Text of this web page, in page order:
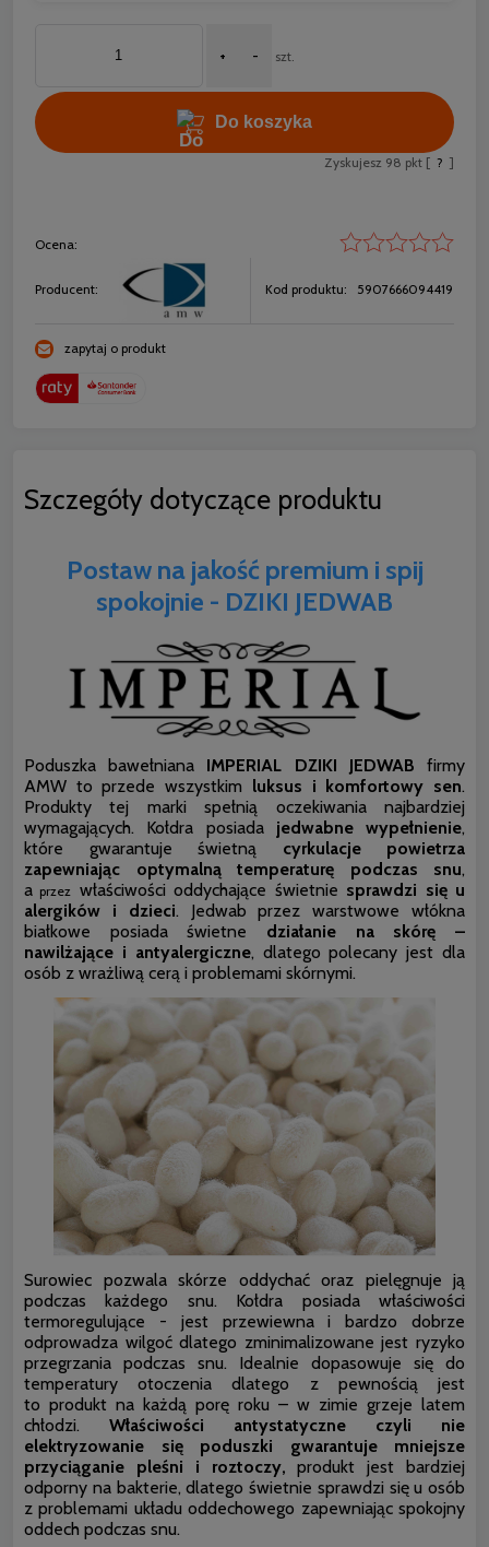
+ - szt.
Do koszyka
Zyskujesz 98 pkt [ ? ]
Ocena:
Producent: Kod produktu: 5907666094419
zapytaj o produkt
Szczegóły dotyczące produktu
Postaw na jakość premium i spij
spokojnie - DZIKI JEDWAB
Poduszka bawełniana IMPERIAL DZIKI JEDWAB firmy
AMW to przede wszystkim luksus i komfortowy sen.
Produkty tej marki spełnią oczekiwania najbardziej
wymagających. Kołdra posiada jedwabne wypełnienie,
które gwarantuje świetną cyrkulacje powietrza
zapewniając optymalną temperaturę podczas snu,
a przez właściwości oddychające świetnie sprawdzi się u
alergików i dzieci. Jedwab przez warstwowe włókna
białkowe posiada świetne działanie na skórę –
nawilżające i antyalergiczne, dlatego polecany jest dla
osób z wrażliwą cerą i problemami skórnymi.
Surowiec pozwala skórze oddychać oraz pielęgnuje ją
podczas każdego snu. Kołdra posiada właściwości
termoregulujące - jest przewiewna i bardzo dobrze
odprowadza wilgoć dlatego zminimalizowane jest ryzyko
przegrzania podczas snu. Idealnie dopasowuje się do
temperatury otoczenia dlatego z pewnością jest
to produkt na każdą porę roku – w zimie grzeje latem
chłodzi. Właściwości antystatyczne czyli nie
elektryzowanie się poduszki gwarantuje mniejsze
przyciąganie pleśni i roztoczy, produkt jest bardziej
odporny na bakterie, dlatego świetnie sprawdzi się u osób
z problemami układu oddechowego zapewniając spokojny
oddech podczas snu.